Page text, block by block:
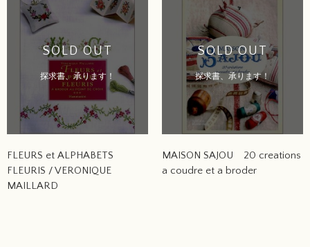
SOLD OUT
探求書、承ります！
FLEURS et ALPHABETS
FLEURIS / VERONIQUE
MAILLARD
SOLD OUT
探求書、承ります！
MAISON SAJOU 20 creations
a coudre et a broder